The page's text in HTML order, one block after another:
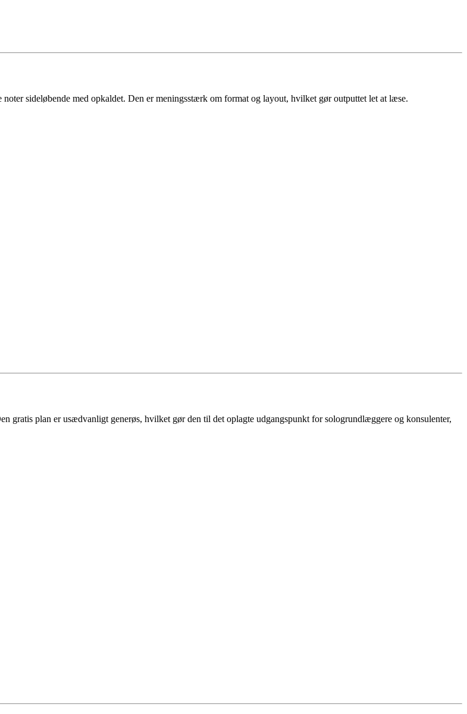
sideløbende med opkaldet. Den er meningsstærk om format og layout, hvilket gør outputtet let at læse.
gratis plan er usædvanligt generøs, hvilket gør den til det oplagte udgangspunkt for sologrundlæggere og konsulenter,